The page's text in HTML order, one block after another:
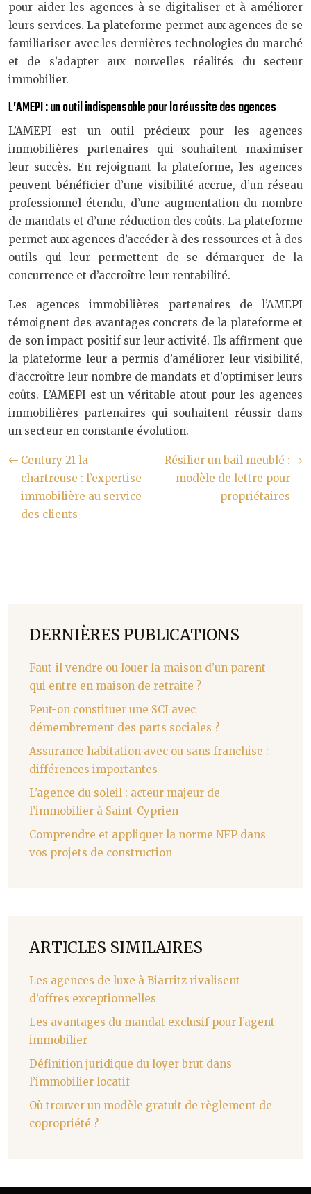
pour aider les agences à se digitaliser et à améliorer
leurs services. La plateforme permet aux agences de se
familiariser avec les dernières technologies du marché
et de s’adapter aux nouvelles réalités du secteur
immobilier.
L’AMEPI : un outil indispensable pour la réussite des agences
L’AMEPI est un outil précieux pour les agences
immobilières partenaires qui souhaitent maximiser
leur succès. En rejoignant la plateforme, les agences
peuvent bénéficier d’une visibilité accrue, d’un réseau
professionnel étendu, d’une augmentation du nombre
de mandats et d’une réduction des coûts. La plateforme
permet aux agences d’accéder à des ressources et à des
outils qui leur permettent de se démarquer de la
concurrence et d’accroître leur rentabilité.
Les agences immobilières partenaires de l’AMEPI
témoignent des avantages concrets de la plateforme et
de son impact positif sur leur activité. Ils affirment que
la plateforme leur a permis d’améliorer leur visibilité,
d’accroître leur nombre de mandats et d’optimiser leurs
coûts. L’AMEPI est un véritable atout pour les agences
immobilières partenaires qui souhaitent réussir dans
un secteur en constante évolution.
Century 21 la
chartreuse : l’expertise
immobilière au service
des clients
Résilier un bail meublé :
modèle de lettre pour
propriétaires
DERNIÈRES PUBLICATIONS
Faut-il vendre ou louer la maison d’un parent
qui entre en maison de retraite ?
Peut-on constituer une SCI avec
démembrement des parts sociales ?
Assurance habitation avec ou sans franchise :
différences importantes
L’agence du soleil : acteur majeur de
l’immobilier à Saint-Cyprien
Comprendre et appliquer la norme NFP dans
vos projets de construction
ARTICLES SIMILAIRES
Les agences de luxe à Biarritz rivalisent
d’offres exceptionnelles
Les avantages du mandat exclusif pour l’agent
immobilier
Définition juridique du loyer brut dans
l’immobilier locatif
Où trouver un modèle gratuit de règlement de
copropriété ?